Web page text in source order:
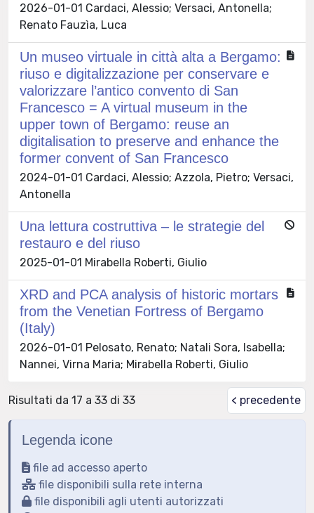
2026-01-01 Cardaci, Alessio; Versaci, Antonella;
Renato Fauzìa, Luca
Un museo virtuale in città alta a Bergamo:
riuso e digitalizzazione per conservare e
valorizzare l’antico convento di San
Francesco = A virtual museum in the
upper town of Bergamo: reuse an
digitalisation to preserve and enhance the
former convent of San Francesco
2024-01-01 Cardaci, Alessio; Azzola, Pietro; Versaci,
Antonella
Una lettura costruttiva – le strategie del
restauro e del riuso
2025-01-01 Mirabella Roberti, Giulio
XRD and PCA analysis of historic mortars
from the Venetian Fortress of Bergamo
(Italy)
2026-01-01 Pelosato, Renato; Natali Sora, Isabella;
Nannei, Virna Maria; Mirabella Roberti, Giulio
Risultati da 17 a 33 di 33 < precedente
Legenda icone
file ad accesso aperto
file disponibili sulla rete interna
file disponibili agli utenti autorizzati